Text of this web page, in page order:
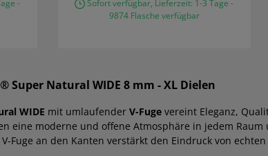
-
Sofort verfügbar, Lieferzeit: 1-3 Tage -
9874 Flasche verfügbar
Super Natural WIDE 8 mm - XL Dielen
WIDE mit umlaufender V-Fuge vereint Eleganz,
eine moderne und offene Atmosphäre in jedem
Fuge an den Kanten verstärkt den Eindruck von